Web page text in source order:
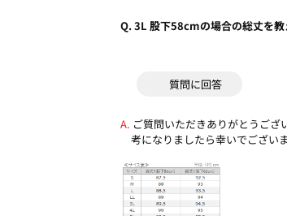
Q.3L 股下58cmの場合の総丈を教
ご質問いただきありがとうご
考になりましたら幸いでございま
質問に回答